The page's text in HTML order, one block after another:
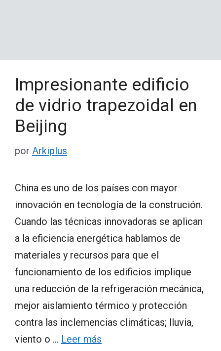
Impresionante edificio
de vidrio trapezoidal en
Beijing
por Arkiplus
China es uno de los países con mayor
innovación en tecnología de la construción.
Cuando las técnicas innovadoras se aplican
a la eficiencia energética hablamos de
materiales y recursos para que el
funcionamiento de los edificios implique
una reducción de la refrigeración mecánica,
mejor aislamiento térmico y protección
contra las inclemencias climáticas; lluvia,
viento o … Leer más